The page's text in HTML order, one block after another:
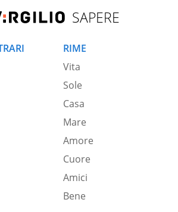
SAPERE
RIME
Vita
Sole
Casa
Mare
Amore
Cuore
Amici
Bene